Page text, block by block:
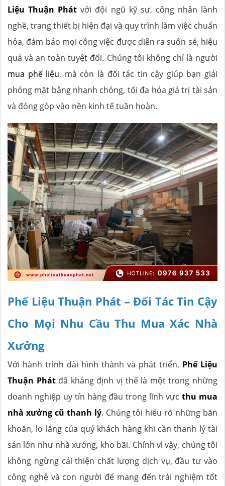
Liệu Thuận Phát với đội ngũ kỹ sư, công nhân lành
nghề, trang thiết bị hiện đại và quy trình làm việc chuẩn
hóa, đảm bảo mọi công việc được diễn ra suôn sẻ, hiệu
quả và an toàn tuyệt đối. Chúng tôi không chỉ là người
mua phế liệu, mà còn là đối tác tin cậy giúp bạn giải
phóng mặt bằng nhanh chóng, tối đa hóa giá trị tài sản
và đóng góp vào nền kinh tế tuần hoàn.
Phế Liệu Thuận Phát – Đối Tác Tin Cậy
Cho Mọi Nhu Cầu Thu Mua Xác Nhà
Xưởng
Với hành trình dài hình thành và phát triển, Phế Liệu
Thuận Phátđã khẳng định vị thế là một trong những
doanh nghiệp uy tín hàng đầu trong lĩnh vựcthu mua
nhà xưởng cũ thanh lý. Chúng tôi hiểu rõ những băn
khoăn, lo lắng của quý khách hàng khi cần thanh lý tài
sản lớn như nhà xưởng, kho bãi. Chính vì vậy, chúng tôi
không ngừng cải thiện chất lượng dịch vụ, đầu tư vào
công nghệ và con người để mang đến trải nghiệm tốt